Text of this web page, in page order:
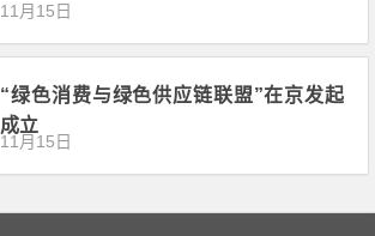
11月15日
“绿色消费与绿色供应链联盟”在京发起
成立
11月15日